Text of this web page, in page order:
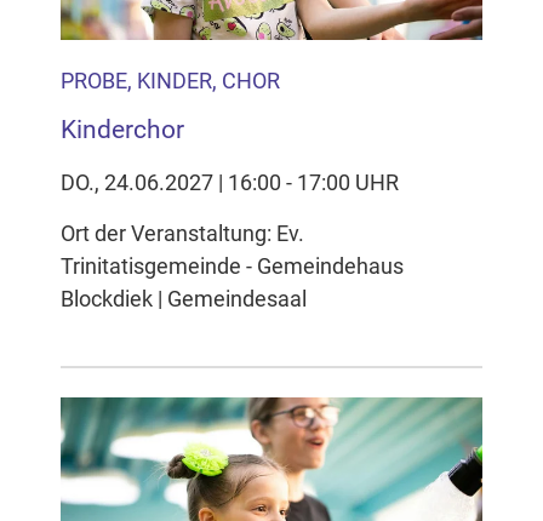
PROBE, KINDER, CHOR
Kinderchor
DO., 24.06.2027 | 16:00 - 17:00 UHR
Ort der Veranstaltung: Ev.
Trinitatisgemeinde - Gemeindehaus
Blockdiek | Gemeindesaal